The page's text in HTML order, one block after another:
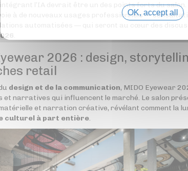
l’IA devrait être un des points forts du
à de nouveaux usages professionnels —
automatisées — qui seront au cœur des
2026 : design,
retail
design et de la communication, MIDO Eyewear
et narratives qui influencent le marché. Le salon
et narration créative, révélant comment la
culturel à part entière.
OK, accept all